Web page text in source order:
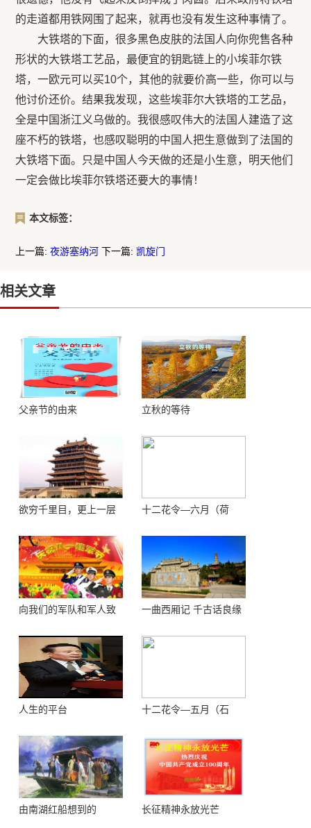
的走道都用铁网围了起来，就再也没有发生这种事情了。
大铁塔的下面，很多黑色皮肤的法国人向你兜售各种
形状的大铁塔工艺品，最便宜的钥匙链上的小埃菲尔铁
塔，一欧元可以买10个，其他的就要价高一些，你可以与
他讨价还价。结果我发现，这些埃菲尔大铁塔的工艺品，
全是中国浙江义乌做的。我很感叹伟大的法国人建造了这
座不朽的铁塔，也感叹聪明的中国人把生意做到了法国的
大铁塔下面。只是中国人今天做的还是小生意，明天他们
一定会做比埃菲尔铁塔还要大的事情！
本文标签：
上一篇:夜游塞纳河 下一篇: 凯旋门
相关文章
父亲节的由来 立秋的等待
欲穷千里目，更上一层
十二花令—六月（荷
向我们的军队和军人致
一曲西厢记 千古话良缘
人生的平台
十二花令—五月（石
由南湖红船想到的 长征精神永放光芒